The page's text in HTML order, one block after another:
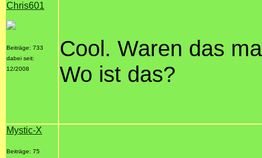
Chris601
Beiträge: 733
dabei seit:
12/2008
Cool. Waren das
Wo ist das?
Mystic-X
Beiträge: 75